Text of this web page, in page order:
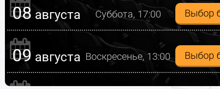
08 августа Суббота, 17:00 Выбор
09 августа Воскресенье, 13:00 Выбор